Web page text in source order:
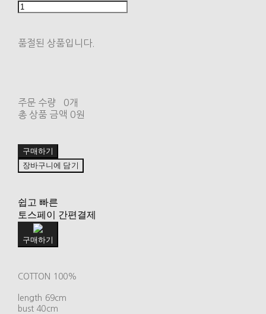
품절된 상품입니다.
주문 수량
0개
총 상품 금액 0원
구매하기
장바구니에 담기
쉽고 빠른
토스페이 간편결제
구매하기
COTTON 100%
length 69cm
bust 40cm